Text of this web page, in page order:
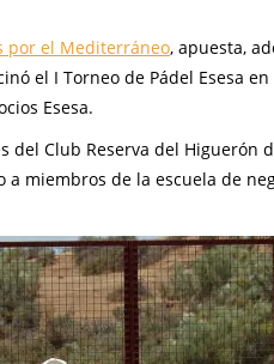
por el Mediterráneo, apuesta,
el I Torneo de Pádel Esesa
Esesa.
del Club Reserva del Higuerón
miembros de la escuela de